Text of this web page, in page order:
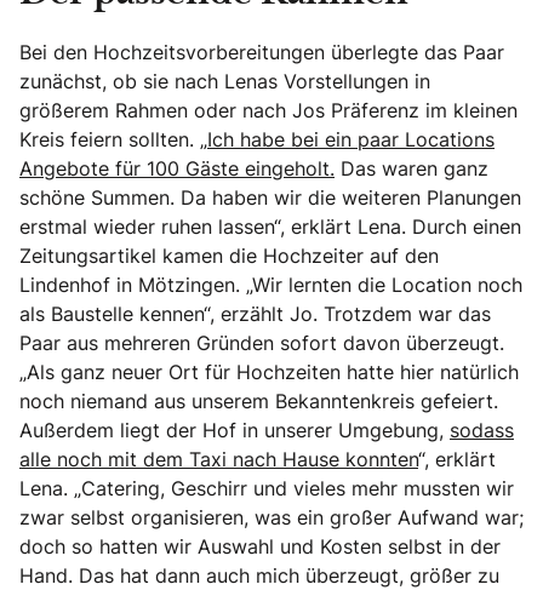
Bei den Hochzeitsvorbereitungen überlegte das Paar
zunächst, ob sie nach Lenas Vorstellungen in
größerem Rahmen oder nach Jos Präferenz im kleinen
Kreis feiern sollten. „Ich habe bei ein paar Locations
Angebote für 100 Gäste eingeholt. Das waren ganz
schöne Summen. Da haben wir die weiteren Planungen
erstmal wieder ruhen lassen“, erklärt Lena. Durch einen
Zeitungsartikel kamen die Hochzeiter auf den
Lindenhof in Mötzingen. „Wir lernten die Location noch
als Baustelle kennen“, erzählt Jo. Trotzdem war das
Paar aus mehreren Gründen sofort davon überzeugt.
„Als ganz neuer Ort für Hochzeiten hatte hier natürlich
noch niemand aus unserem Bekanntenkreis gefeiert.
Außerdem liegt der Hof in unserer Umgebung, sodass
alle noch mit dem Taxi nach Hause konnten“, erklärt
Lena. „Catering, Geschirr und vieles mehr mussten wir
zwar selbst organisieren, was ein großer Aufwand war;
doch so hatten wir Auswahl und Kosten selbst in der
Hand. Das hat dann auch mich überzeugt, größer zu